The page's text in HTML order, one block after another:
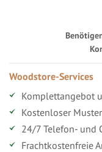
Woodstore-Services
Komplettangebot
Kostenloser
24/7 Telefon- und
Frachtkostenfreie